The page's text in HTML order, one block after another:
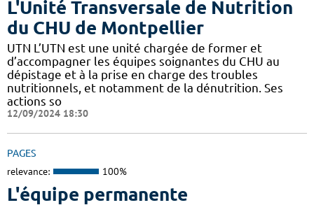
L'Unité Transversale de Nutrition
du CHU de Montpellier
UTN L’UTN est une unité chargée de former et
d’accompagner les équipes soignantes du CHU au
dépistage et à la prise en charge des troubles
nutritionnels, et notamment de la dénutrition. Ses
actions so
12/09/2024 18:30
PAGES
relevance: 100%
L'équipe permanente